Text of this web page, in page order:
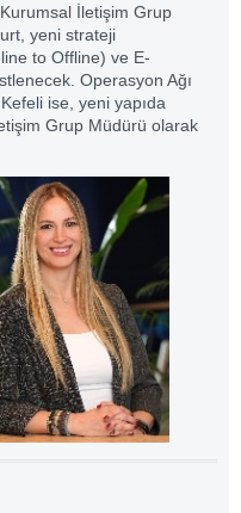
İletişim Grup
yeni strateji
to Offline) ve E-
Operasyon Ağı
ise, yeni yapıda
Grup Müdürü olarak